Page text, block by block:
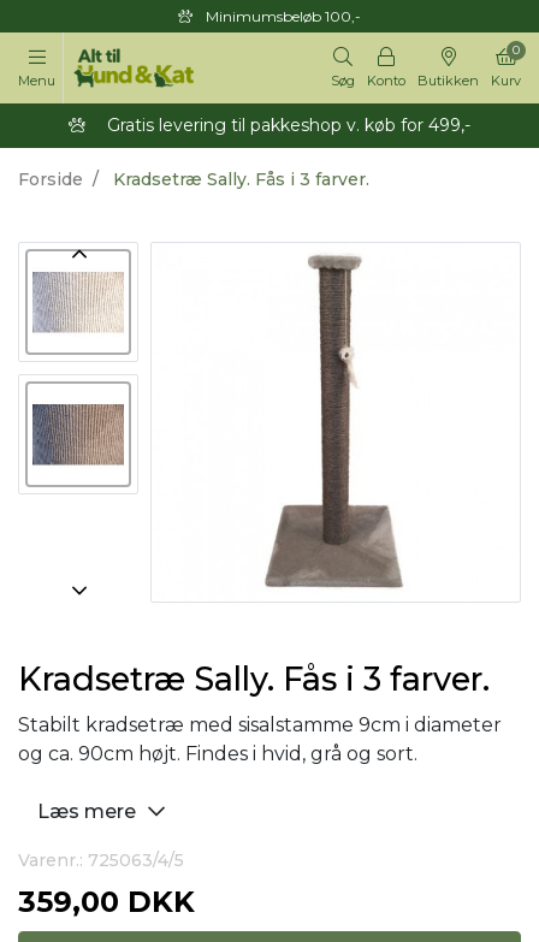
Minimumsbeløb 100,-
Menu Søg Konto Butikken Kurv
0
Gratis levering til pakkeshop v. køb for 499,-
Forside Kradsetræ Sally. Fås i 3 farver.
Kradsetræ Sally. Fås i 3 farver.
Stabilt kradsetræ med sisalstamme 9cm i diameter
og ca. 90cm højt. Findes i hvid, grå og sort.
Læs mere
Varenr.: 725063/4/5
359,00 DKK